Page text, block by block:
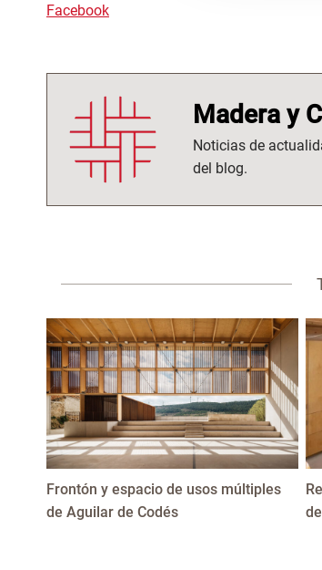
Facebook
Madera y
Noticias de
del blog.
Frontón y espacio de usos múltiples
de Aguilar de Codés